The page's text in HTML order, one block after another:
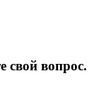
свой вопрос.